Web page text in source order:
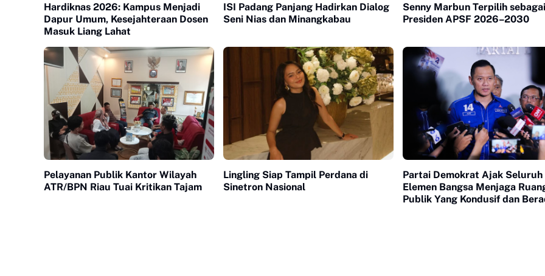
Hardiknas 2026: Kampus Menjadi
Dapur Umum, Kesejahteraan Dosen
Masuk Liang Lahat
ISI Padang Panjang Hadirkan Dialog
Seni Nias dan Minangkabau
Senny Marbun Terpilih sebagai
Presiden APSF 2026–2030
Pelayanan Publik Kantor Wilayah
ATR/BPN Riau Tuai Kritikan Tajam
Lingling Siap Tampil Perdana di
Sinetron Nasional
Partai Demokrat Ajak Seluruh
Elemen Bangsa Menjaga
Publik Yang Kondusif dan